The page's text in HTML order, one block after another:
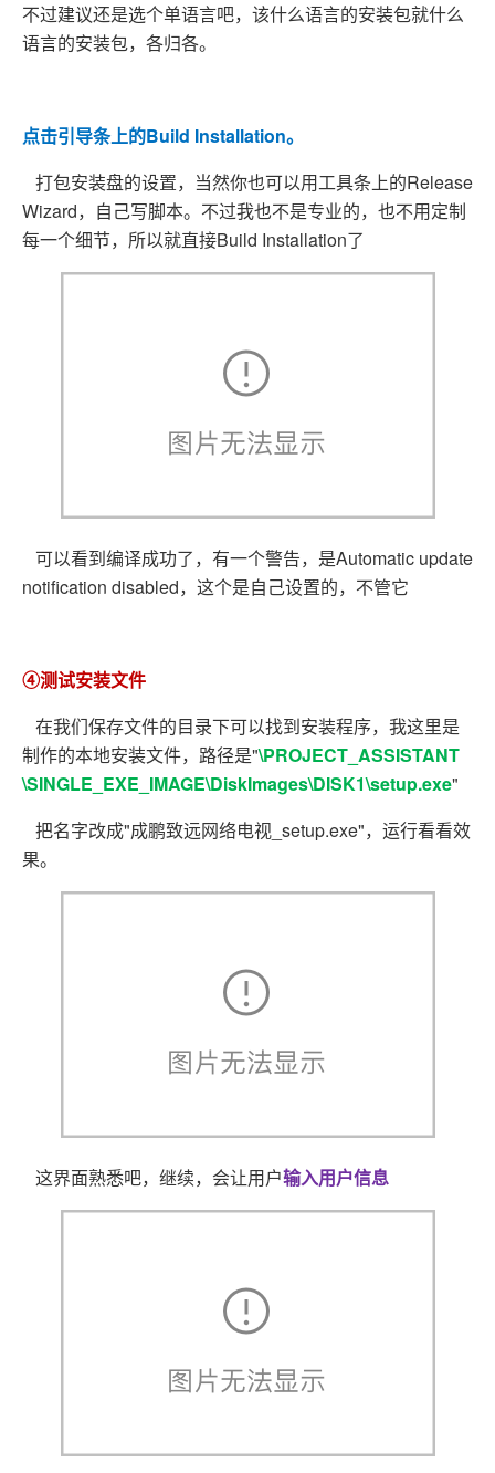
不过建议还是选个单语言吧，该什么语言的安装包就什么
语言的安装包，各归各。
点击引导条上的Build Installation。
打包安装盘的设置，当然你也可以用工具条上的Release
Wizard，自己写脚本。不过我也不是专业的，也不用定制
每一个细节，所以就直接Build Installation了
可以看到编译成功了，有一个警告，是Automatic update
notification disabled，这个是自己设置的，不管它
④测试安装文件
在我们保存文件的目录下可以找到安装程序，我这里是
制作的本地安装文件，路径是"\PROJECT_ASSISTANT
\SINGLE_EXE_IMAGE\DiskImages\DISK1\setup.exe"
把名字改成"成鹏致远网络电视_setup.exe"，运行看看效
果。
这界面熟悉吧，继续，会让用户输入用户信息